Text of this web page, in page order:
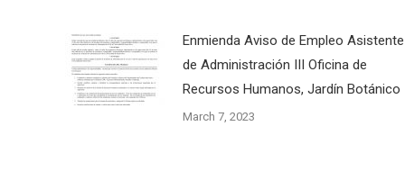
Enmienda Aviso de Empleo Asistente
de Administración III Oficina de
Recursos Humanos, Jardín Botánico
March 7, 2023